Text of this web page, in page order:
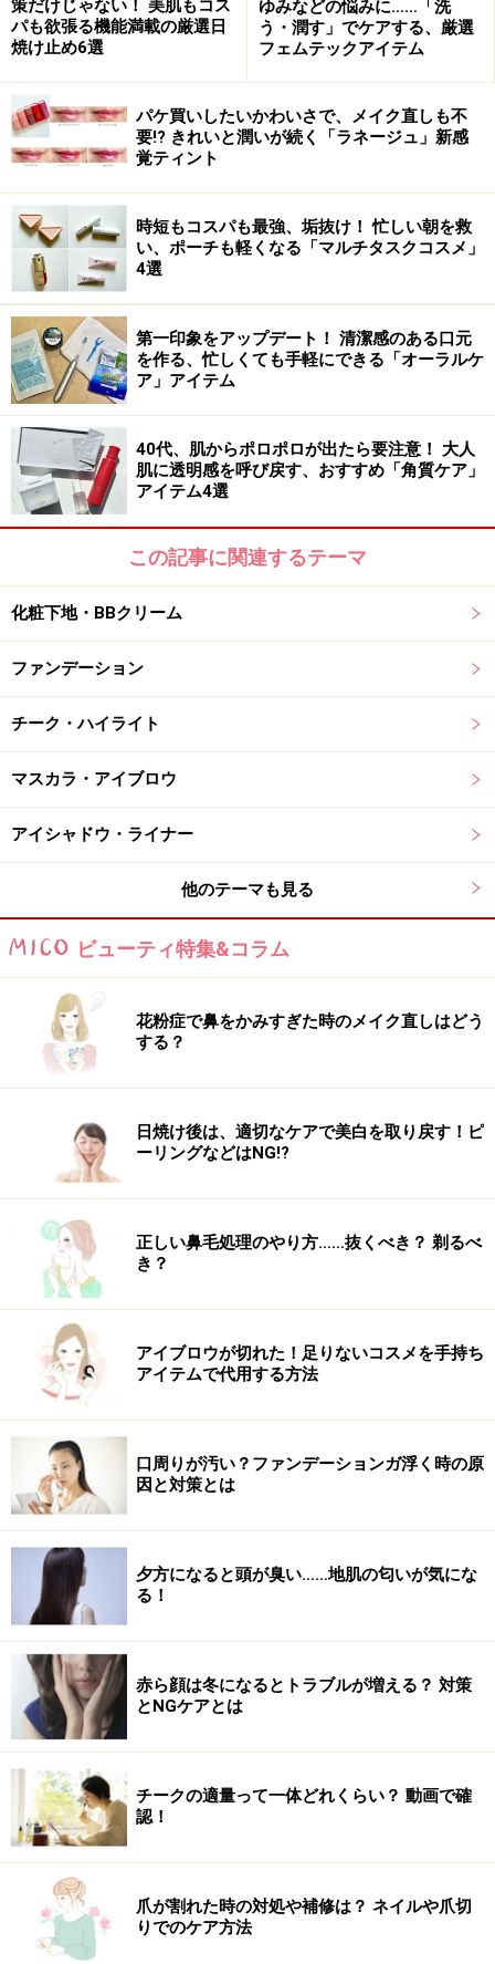
商品詳細はコチラ
この商品についてのクチコミを書く・読む
洗顔直後の肌にコロコロ塗るだけのカバー
しきれなかったシミ専用美容液
イプサ エッセンス ホワイトニング ディープス
ポッツ ショット
15ml \8,400(税込) <医薬部外品>
こちらもペン状のロールオンタイプの美容液です。さっ
ぱりとした使い心地で肌へもスーッとなじみ、肌に浸透
しているのを実感できます。ファンデやコンシーラーで
もカバーできないシミやニキビ跡も使い続けることで、
目立たなくなくなるほど、効果は確実。吹き出物やニキ
商品詳細はコチラ
この商品についてのクチコミを書く・読む
になったジェルでシミを根こそぎオフ
ゲラン パーフェクト <ホワイト C スポットピ
ール ホワイトニング コンセントレイト
4.5ml ￥7,350(税込) <医薬部外品>
す。フタについたヘラでジェルをシミの気になる部分に
のばし、ジェルが乾き、薄い膜になったら、シミを取り
除くように膜をはがすというもの。ひんやりと冷たい感
触が心地よく、肌にピタッと密着するので、薄い膜をは
がすとシミもはがれ落ちるような感覚に。またシミの周
りにも透明感が出てきて、美白成分が肌に浸透している
のを実感できます。
【商品お問合せ先】 ゲラン0120-140-677
商品詳細はコチラ
この商品についてのクチコミを書く・読む
※記事内容は執筆時点のものです。最新の内容をご確認くださ
い。
※個人の体質、また、誤った方法による実践に起因して肌荒れや
不調を引き起こす場合があります。実践の際には、必ず自身の体
また、全ての方への有効性を保証するものではありません。
【編集部おすすめの購入サイト】
Amazonで化粧品・コスメをチェック！
楽天市場で人気のコスメをチェック！
策だけじゃない！ 美肌もコス
パも欲張る機能満載の厳選日
焼け止め6選
ゆみなどの悩みに……「洗
う・潤す」でケアする、厳選
フェムテックアイテム
パケ買いしたいかわいさで、メイク直しも不
要!? きれいと潤いが続く「ラネージュ」新感
覚ティント
時短もコスパも最強、垢抜け！ 忙しい朝を救
い、ポーチも軽くなる「マルチタスクコスメ」
4選
第一印象をアップデート！ 清潔感のある口元
を作る、忙しくても手軽にできる「オーラルケ
ア」アイテム
40代、肌からポロポロが出たら要注意！ 大人
肌に透明感を呼び戻す、おすすめ「角質ケア」
アイテム4選
この記事に関連するテーマ
化粧下地・BBクリーム
ファンデーション
チーク・ハイライト
マスカラ・アイブロウ
アイシャドウ・ライナー
他のテーマも見る
ビューティ特集&コラム
花粉症で鼻をかみすぎた時のメイク直しはどう
する？
日焼け後は、適切なケアで美白を取り戻す！ピ
ーリングなどはNG!?
正しい鼻毛処理のやり方……抜くべき？ 剃るべ
き？
アイブロウが切れた！足りないコスメを手持ち
アイテムで代用する方法
口周りが汚い？ファンデーションガ浮く時の原
因と対策とは
夕方になると頭が臭い……地肌の匂いが気にな
る！
赤ら顔は冬になるとトラブルが増える？ 対策
とNGケアとは
チークの適量って一体どれくらい？ 動画で確
認！
爪が割れた時の対処や補修は？ ネイルや爪切
りでのケア方法